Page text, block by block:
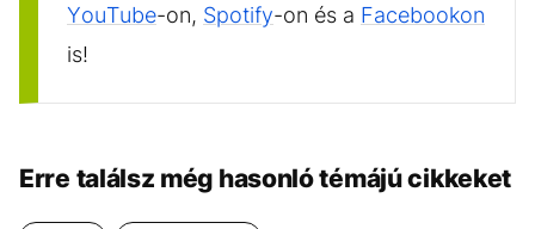
YouTube-on, Spotify-on és a Facebookon
is!
Erre találsz még hasonló témájú cikkeket